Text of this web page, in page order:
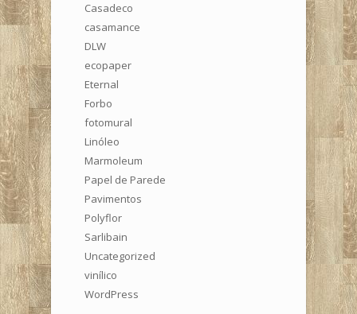
Casadeco
casamance
DLW
ecopaper
Eternal
Forbo
fotomural
Linóleo
Marmoleum
Papel de Parede
Pavimentos
Polyflor
Sarlibain
Uncategorized
vinílico
WordPress